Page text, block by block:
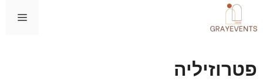
לתוכן
פטרוזיליה